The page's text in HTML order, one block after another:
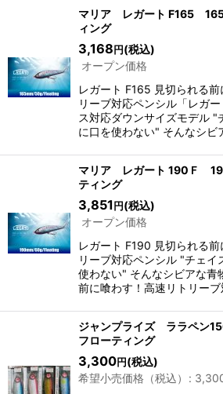
マリア レガート F165
ィング
3,168 円 (税込)
オープン価格
レガート F165 見切られる
リーブ対応ペンシル「レガ
ス対応ダウンサイズモデル "
に口を使わない" そんなシビ
マリア レガート 190Ｆ
ティング
3,851 円 (税込)
オープン価格
レガート F190 見切られる
リーブ対応ペンシル "チェイ
使わない" そんなシビアな青
前に喰わす！高速リトリー
ジャンプライズ ララペン
フローティング
3,300円 (税込)
希望小売価格（税込）
: